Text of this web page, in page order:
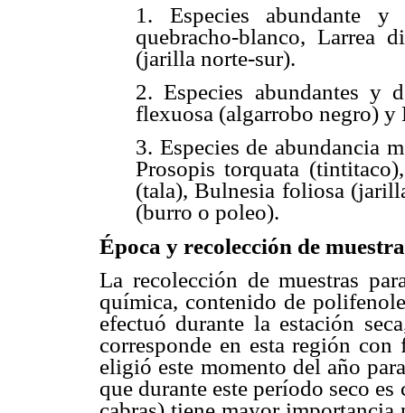
1. Especies abundante y
quebracho-blanco, Larrea
(jarilla norte-sur).
2. Especies abundantes y
flexuosa (algarrobo negro)
3. Especies de abundancia
Prosopis torquata
(tala), Bulnesia foliosa
(burro o poleo).
Época y recolección de
La recolección de muestras
química, contenido de
efectuó durante la estación
corresponde en esta región
eligió este momento del año
que durante este período seco